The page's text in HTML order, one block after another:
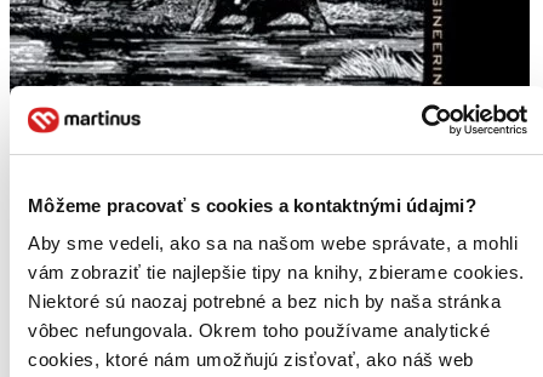
Môžeme pracovať s cookies a kontaktnými údajmi?
Aby sme vedeli, ako sa na našom webe správate, a mohli
vám zobraziť tie najlepšie tipy na knihy, zbierame cookies.
Niektoré sú naozaj potrebné a bez nich by naša stránka
vôbec nefungovala. Okrem toho používame analytické
cookies, ktoré nám umožňujú zisťovať, ako náš web